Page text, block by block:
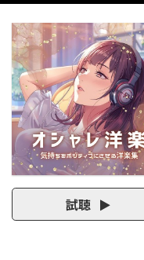
試聴